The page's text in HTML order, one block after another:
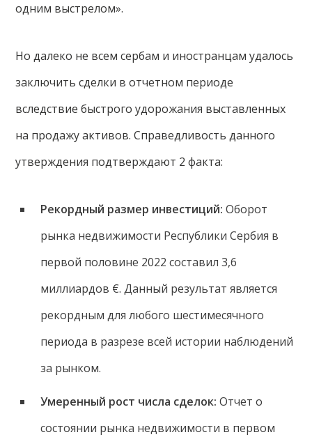
одним выстрелом».
Но далеко не всем сербам и иностранцам удалось
заключить сделки в отчетном периоде
вследствие быстрого удорожания выставленных
на продажу активов. Справедливость данного
утверждения подтверждают 2 факта:
Рекордный размер инвестиций: Оборот
рынка недвижимости Республики Сербия в
первой половине 2022 составил 3,6
миллиардов €. Данный результат является
рекордным для любого шестимесячного
периода в разрезе всей истории наблюдений
за рынком.
Умеренный рост числа сделок: Отчет о
состоянии рынка недвижимости в первом